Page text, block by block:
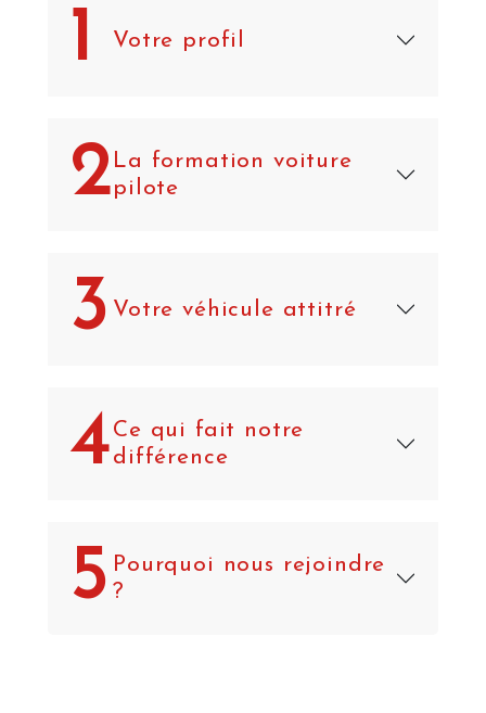
1 Votre profil
2 La formation voiture
pilote
3 Votre véhicule attitré
4Ce qui fait notre
différence
5 Pourquoi nous rejoindre
?